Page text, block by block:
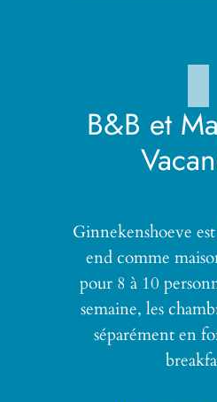
B&B et
Ginnekenshoeve
end comme
pour 8 à 10
semaine, les
séparément en